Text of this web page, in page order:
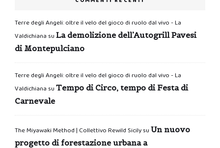
Terre degli Angeli: oltre il velo del gioco di ruolo dal vivo - La
Valdichiana su La demolizione dell’Autogrill Pavesi
di Montepulciano
Terre degli Angeli: oltre il velo del gioco di ruolo dal vivo - La
Valdichiana su Tempo di Circo, tempo di Festa di
Carnevale
The Miyawaki Method | Collettivo Rewild Sicilysu Un nuovo
progetto di forestazione urbana a